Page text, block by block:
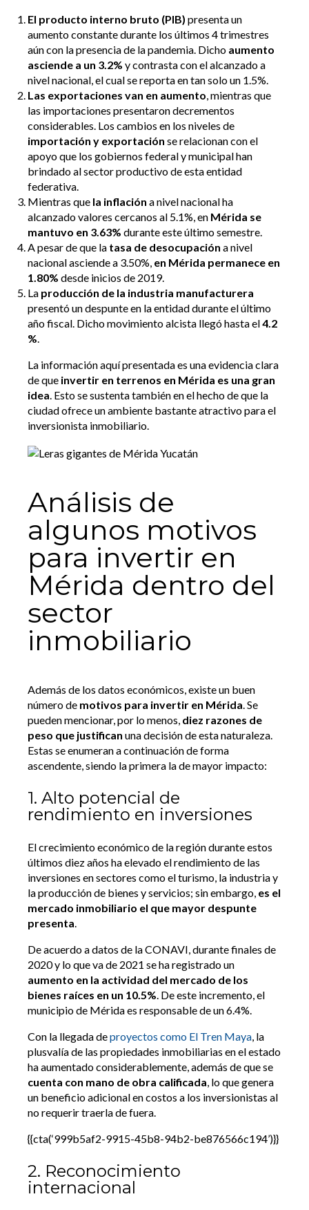
El producto interno bruto (PIB) presenta un
aumento constante durante los últimos 4 trimestres
aún con la presencia de la pandemia. Dicho aumento
asciende a un 3.2% y contrasta con el alcanzado a
nivel nacional, el cual se reporta en tan solo un 1.5%.
Las exportaciones van en aumento, mientras que
las importaciones presentaron decrementos
considerables. Los cambios en los niveles de
importación y exportación se relacionan con el
apoyo que los gobiernos federal y municipal han
brindado al sector productivo de esta entidad
federativa.
Mientras que la inflación a nivel nacional ha
alcanzado valores cercanos al 5.1%, en Mérida se
mantuvo en 3.63% durante este último semestre.
A pesar de que la tasa de desocupación a nivel
nacional asciende a 3.50%, en Mérida permanece en
1.80% desde inicios de 2019.
La producción de la industria manufacturera
presentó un despunte en la entidad durante el último
año fiscal. Dicho movimiento alcista llegó hasta el4.2
%.
La información aquí presentada es una evidencia clara
de que invertir en terrenos en Mérida es una gran
idea. Esto se sustenta también en el hecho de que la
ciudad ofrece un ambiente bastante atractivo para el
inversionista inmobiliario.
Análisis de
algunos motivos
para invertir en
Mérida dentro del
sector
inmobiliario
Además de los datos económicos, existe un buen
número de motivos para invertir en Mérida. Se
pueden mencionar, por lo menos, diez razones de
peso que justifican una decisión de esta naturaleza.
Estas se enumeran a continuación de forma
ascendente, siendo la primera la de mayor impacto:
1. Alto potencial de
rendimiento en inversiones
El crecimiento económico de la región durante estos
últimos diez años ha elevado el rendimiento de las
inversiones en sectores como el turismo, la industria y
la producción de bienes y servicios; sin embargo, es el
mercado inmobiliario el que mayor despunte
presenta.
De acuerdo a datos de la CONAVI, durante finales de
2020 y lo que va de 2021 se ha registrado un
aumento en la actividad del mercado de los
bienes raíces en un 10.5%. De este incremento, el
municipio de Mérida es responsable de un 6.4%.
Con la llegada deproyectos como El Tren Maya, la
plusvalía de las propiedades inmobiliarias en el estado
ha aumentado considerablemente, además de que se
cuenta con mano de obra calificada, lo que genera
un beneficio adicional en costos a los inversionistas al
no requerir traerla de fuera.
{{cta(‘999b5af2-9915-45b8-94b2-be876566c194’)}}
2. Reconocimiento
internacional